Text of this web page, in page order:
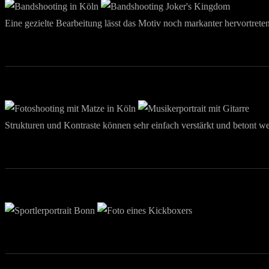
Eine gezielte Bearbeitung lässt das Motiv noch markanter
Strukturen und Kontraste können sehr einfach verstärkt und betont